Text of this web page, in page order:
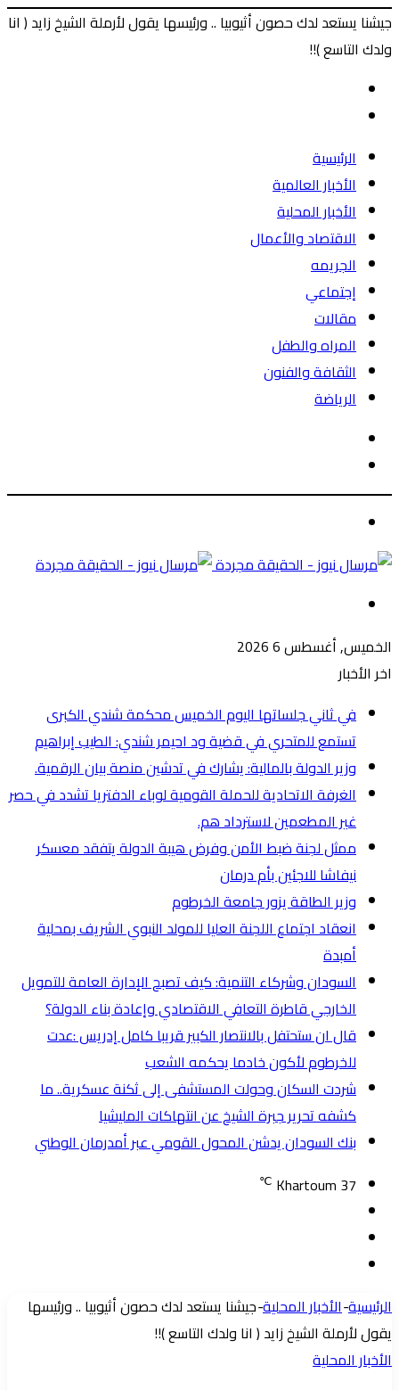
جيشنا يستعد لدك حصون أثيوبيا .. ورئيسها يقول لأرملة الشيخ زايد ( انا
ولدك التاسع )!!
الرئيسية
الأخبار العالمية
الأخبار المحلية
الاقتصاد والأعمال
الجريمه
إجتماعي
مقالات
المراه والطفل
الثقافة والفنون
الرياضة
عن
الخميس, أغسطس 6 2026
اخر الأخبار
في ثاني جلساتها اليوم الخميس محكمة شندي الكبرى
تستمع للمتحري في قضية ود احيمر شندي: الطيب إبراهيم
وزير الدولة بالمالية: يشارك في تدشين منصة بيان الرقمية.
الغرفة الاتحادية للحملة القومية لوباء الدفتريا تشدد في حصر
غير المطعمين لاسترداد هم.
ممثل لجنة ضبط الأمن وفرض هيبة الدولة يتفقد معسكر
نيفاشا للاجئين بأم درمان
وزير الطاقة يزور جامعة الخرطوم
انعقاد اجتماع اللجنة العليا للمولد النبوي الشريف بمحلية
أمبدة
السودان وشركاء التنمية: كيف تصبح الإدارة العامة للتمويل
الخارجي قاطرة التعافي الاقتصادي وإعادة بناء الدولة؟
قال ان ستحتفل بالانتصار الكبير قريبا كامل إدريس :عدت
للخرطوم لأكون خادما يحكمه الشعب
شردت السكان وحولت المستشفى إلى ثكنة عسكرية.. ما
كشفه تحرير جبرة الشيخ عن انتهاكات المليشيا
بنك السودان يدشن المحول القومي عبر أمدرمان الوطني
Khartoum 37
℃
جانبيالرئيسية-الأخبار المحلية-جيشنا يستعد لدك حصون أثيوبيا .. ورئيسها
يقول لأرملة الشيخ زايد ( انا ولدك التاسع )!!
الأخبار المحلية